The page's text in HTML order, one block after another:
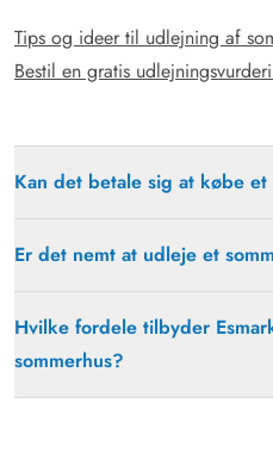
Tips og ideer til udlejning af
Bestil en gratis
Kan det betale sig at købe
Er det nemt at udleje et
Hvilke fordele tilbyder
sommerhus?